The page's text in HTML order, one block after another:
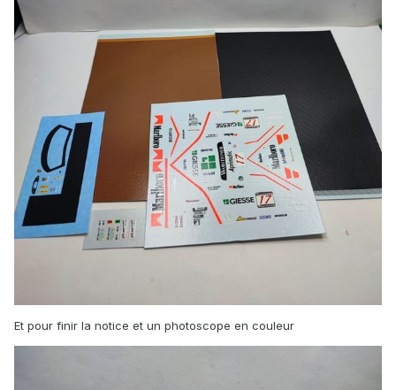
Et pour finir la notice et un photoscope en couleur